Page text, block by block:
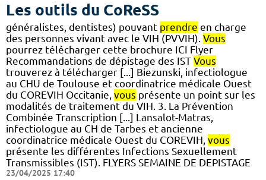
Les outils du CoReSS
généralistes, dentistes) pouvant prendre en charge
des personnes vivant avec le VIH (PVVIH). Vous
pourrez télécharger cette brochure ICI Flyer
Recommandations de dépistage des IST Vous
trouverez à télécharger [...] Biezunski, infectiologue
au CHU de Toulouse et coordinatrice médicale Ouest
du COREVIH Occitanie, vous présente un point sur les
modalités de traitement du VIH. 3. La Prévention
Combinée Transcription [...] Lansalot-Matras,
infectiologue au CH de Tarbes et ancienne
coordinatrice médicale Ouest du COREVIH, vous
présente les différentes Infections Sexuellement
Transmissibles (IST). FLYERS SEMAINE DE DEPISTAGE
23/04/2025 17:40